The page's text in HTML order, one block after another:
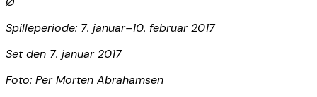
Spilleperiode: 7. januar–10. februar 2017
Set den 7. januar 2017
Foto: Per Morten Abrahamsen